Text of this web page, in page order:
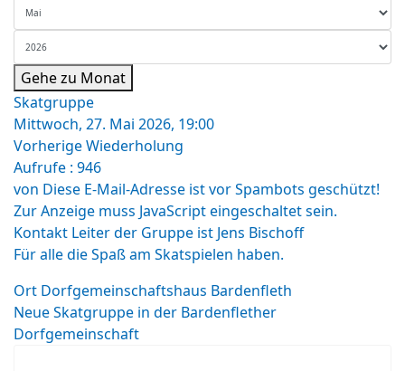
Gehe zu Monat
Skatgruppe
Mittwoch, 27. Mai 2026, 19:00
Vorherige Wiederholung
Aufrufe : 946
von Diese E-Mail-Adresse ist vor Spambots geschützt!
Zur Anzeige muss JavaScript eingeschaltet sein.
Kontakt Leiter der Gruppe ist Jens Bischoff
Für alle die Spaß am Skatspielen haben.
Ort Dorfgemeinschaftshaus Bardenfleth
Neue Skatgruppe in der Bardenflether
Dorfgemeinschaft